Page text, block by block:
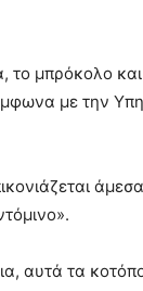
το μπρόκολο
με την
αυτά τα